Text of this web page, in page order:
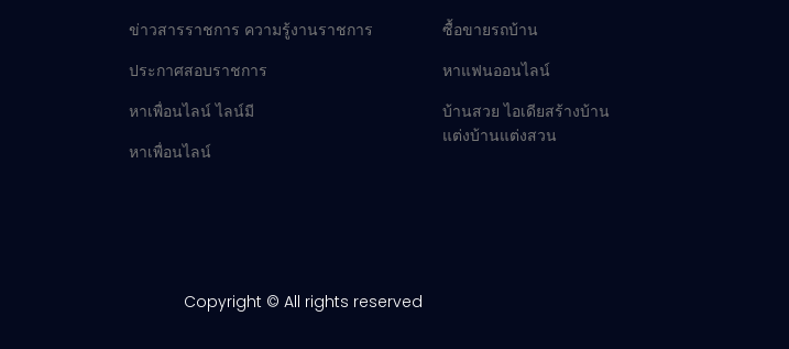
ข่าวสารราชการ ความรู้งานราชการ
ประกาศสอบราชการ
หาเพื่อนไลน์ ไลน์มี
หาเพื่อนไลน์
ซื้อขายรถบ้าน
หาแฟนออนไลน์
บ้านสวย ไอเดียสร้างบ้าน
แต่งบ้านแต่งสวน
Copyright © All rights reserved